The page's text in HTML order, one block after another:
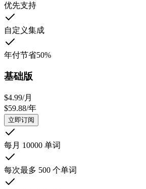
优先支持
自定义集成
年付节省50%
基础版
$4.99/月
$59.88/年
立即订阅
每月 10000 单词
每次最多 500 个单词